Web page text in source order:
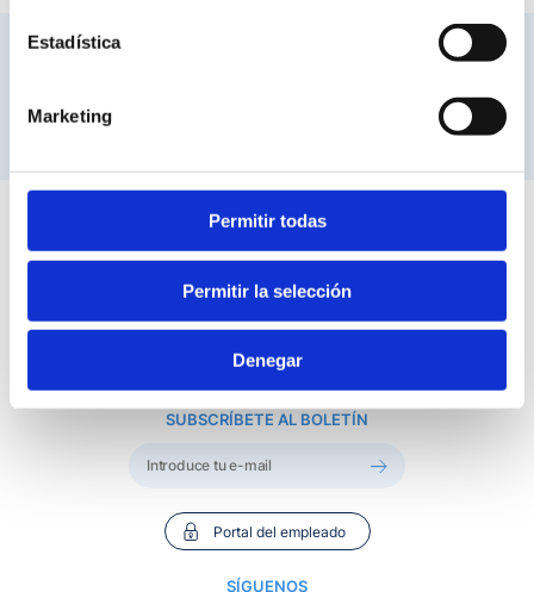
Estadística
Marketing
Permitir todas
Permitir la selección
Denegar
Facultad de Enfermería
- Fax. 942 344 000
Portal del empleado
SÍGUENOS
SUBSCRÍBETE AL BOLETÍN